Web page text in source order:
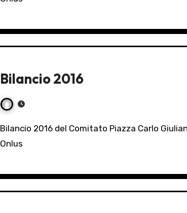
Bilancio 2016
Bilancio 2016 del Comitato Piazza Carlo Giuliani
Onlus